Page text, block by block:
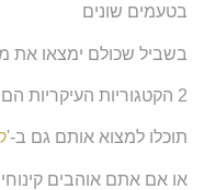
בטעמים שונים
בשביל שכולם ימצאו את
2 הקטגוריות העיקריות הם: '
תוכלו למצוא אותם גם ב-'
או אם אתם אוהבים